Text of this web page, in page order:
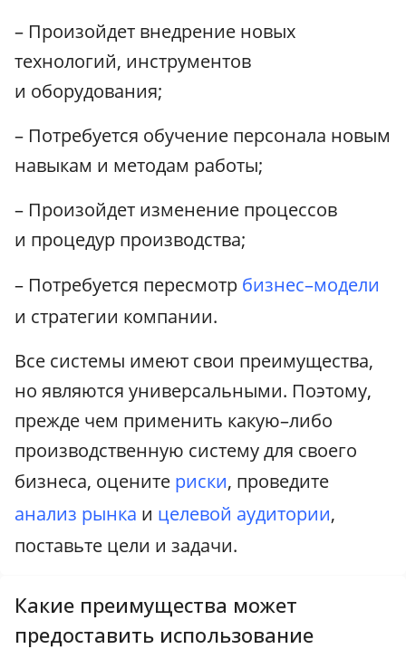
– Произойдет внедрение новых
технологий, инструментов
и оборудования;
– Потребуется обучение персонала новым
навыкам и методам работы;
– Произойдет изменение процессов
и процедур производства;
– Потребуется пересмотр бизнес–модели
и стратегии компании.
Все системы имеют свои преимущества,
но являются универсальными. Поэтому,
прежде чем применить какую–либо
производственную систему для своего
бизнеса, оцените риски, проведите
анализ рынка и целевой аудитории,
поставьте цели и задачи.
Какие преимущества может
предоставить использование